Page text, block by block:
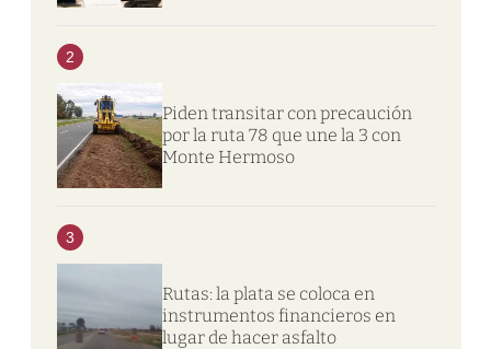
2
Piden transitar con precaución
por la ruta 78 que une la 3 con
Monte Hermoso
3
Rutas: la plata se coloca en
instrumentos financieros en
lugar de hacer asfalto